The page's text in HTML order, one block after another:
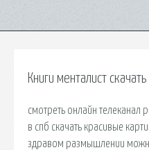
Книги менталист
смотреть онлайн телеканал
в спб скачать красивые
здравом размышлении